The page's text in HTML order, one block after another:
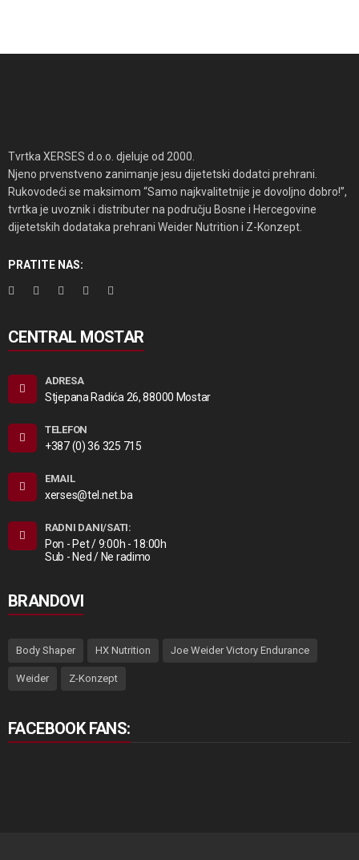
Tvrtka XERSES d.o.o. djeluje od 2000.
Njeno prvenstveno zanimanje jesu dijetetski dodatci prehrani.
Rukovodeći se maksimom “Samo najkvalitetnije je dovoljno dobro!”,
tvrtka je uvoznik i distributer na području Bosne i Hercegovine
dijetetskih dodataka prehrani Weider Nutrition i Z-Konzept.
PRATITE NAS:
CENTRAL MOSTAR
ADRESA
Stjepana Radića 26, 88000 Mostar
TELEFON
+387 (0) 36 325 715
EMAIL
xerses@tel.net.ba
RADNI DANI/SATI:
Pon - Pet / 9:00h - 18:00h
Sub - Ned / Ne radimo
BRANDOVI
Body Shaper HX Nutrition Joe Weider Victory Endurance
Weider Z-Konzept
FACEBOOK FANS: